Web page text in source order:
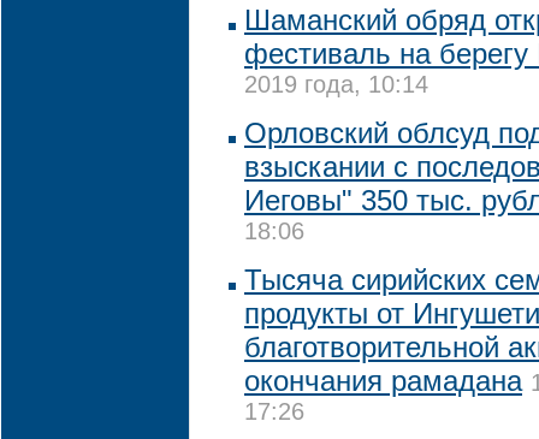
Шаманский обряд
фестиваль на
2019 года, 10:14
Орловский облсуд
взыскании с
Иеговы" 350 тыс.
18:06
Тысяча сирийских
продукты от
благотворительной
окончания рамадана
17:26